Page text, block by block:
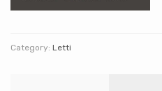
Category: Letti